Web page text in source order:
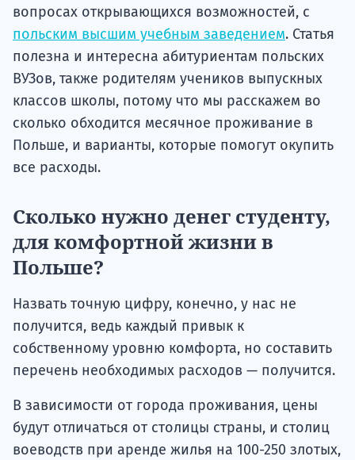
вопросах открывающихся возможностей, с
польским высшим учебным заведением. Статья
полезна и интересна абитуриентам польских
ВУЗов, также родителям учеников выпускных
классов школы, потому что мы расскажем во
сколько обходится месячное проживание в
Польше, и варианты, которые помогут окупить
все расходы.
Сколько нужно денег студенту,
для комфортной жизни в
Польше?
Назвать точную цифру, конечно, у нас не
получится, ведь каждый привык к
собственному уровню комфорта, но составить
перечень необходимых расходов — получится.
В зависимости от города проживания, цены
будут отличаться от столицы страны, и столиц
воеводств при аренде жилья на 100-250 злотых,